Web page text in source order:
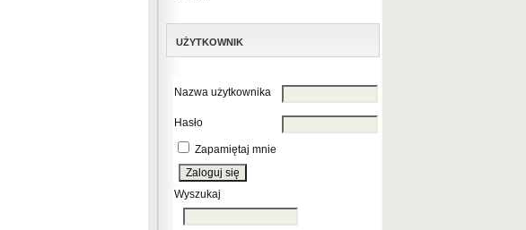
UŻYTKOWNIK
Nazwa użytkownika
Hasło
Zapamiętaj mnie
Wyszukaj